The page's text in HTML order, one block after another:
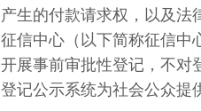
产生的付款请求权，以及法
征信中心（以下简称征信中
开展事前审批性登记，不对
登记公示系统为社会公众提